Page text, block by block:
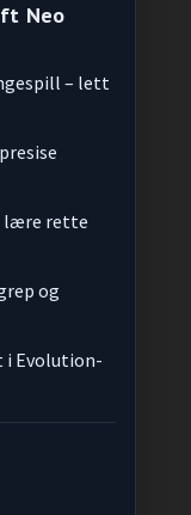
Neo
– lett
lære rette
og
i Evolution-